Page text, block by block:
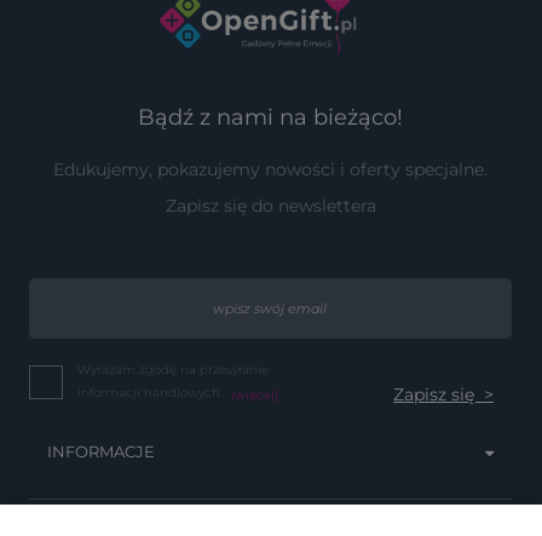
Bądź z nami na bieżąco!
Edukujemy, pokazujemy nowości i oferty specjalne.
Zapisz się do newslettera
Wyrażam zgodę na przesyłanie
informacji handlowych... (więcej)
INFORMACJE